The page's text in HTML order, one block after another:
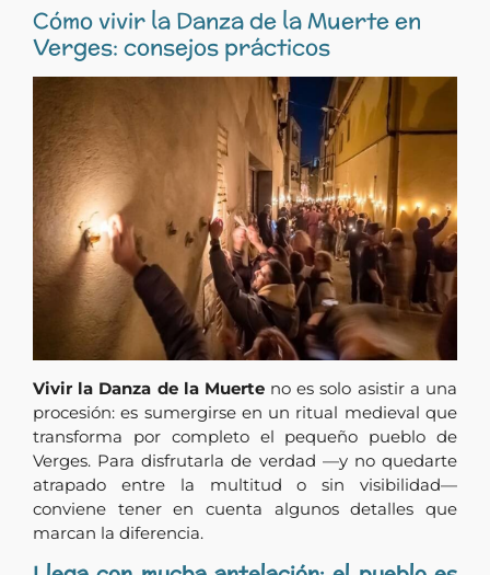
Cómo vivir la Danza de la Muerte en
Verges: consejos prácticos
Vivir la Danza de la Muerteno es solo asistir a una
procesión: es sumergirse en un ritual medieval que
transforma por completo el pequeño pueblo de
Verges. Para disfrutarla de verdad —y no quedarte
atrapado entre la multitud o sin visibilidad—
conviene tener en cuenta algunos detalles que
marcan la diferencia.